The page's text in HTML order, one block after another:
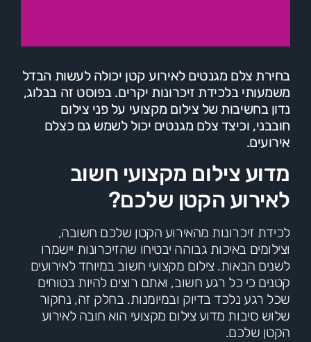
בחירת צלם מגנטים לאירוע קטן יכולה לעשות הבדל
משמעותי בלכידת זיכרונות יקרים. בפוסט זה בבלוג,
נדון בחשיבות של צילום מקצועי על פני צילום
חובבני, וכיצד צלם מגנטים יכול לשמש גם כצלם
אירועים.
מדוע צילום מקצועי חשוב
לאירוע הקטן שלכם?
לכידת זיכרונות מהאירוע הקטן שלכם חשובה,
וצילומים באיכות גבוהה יבטיחו שהזיכרונות יישמרו
לשנים הבאות. צילום מקצועי חשוב במיוחד לאירועים
קטנים כי כל רגע חשוב, ואתם רוצים להיות בטוחים
שכל רגע נלכד בדיוק ובמיומנות. בחלק זה, נחקור
שלוש סיבות מדוע צילום מקצועי הוא חובה לאירוע
הקטן שלכם.